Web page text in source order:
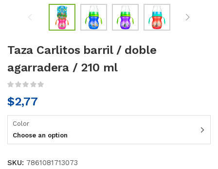
Taza Carlitos barril / doble
agarradera / 210 ml
$2,77
Color
Choose an option
SKU: 7861081713073